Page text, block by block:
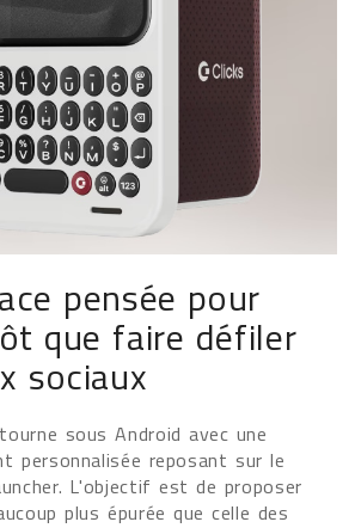
pensée pour
que faire défiler
sociaux
sous Android avec une
personnalisée reposant sur le
L'objectif est de proposer
plus épurée que celle des